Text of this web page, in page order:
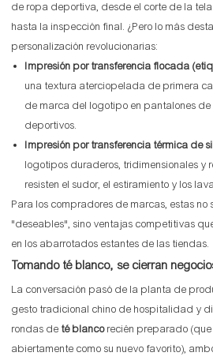
de ropa deportiva, desde el corte de la
hasta la inspección final. ¿Pero lo más
personalización revolucionarias:
Impresión por transferencia flocada
una textura aterciopelada de primera
de marca del logotipo en pantalones
deportivos.
Impresión por transferencia térmica de
logotipos duraderos, tridimensionales y
resisten el sudor, el estiramiento y los
Para los compradores de marcas, estas no
"deseables", sino ventajas competitivas
en los abarrotados estantes de las tiendas.
Tomando té blanco, se cierran
La conversación pasó de la planta de
gesto tradicional chino de hospitalidad y
rondas de té blancorecién preparado
abiertamente como su nuevo favorito),